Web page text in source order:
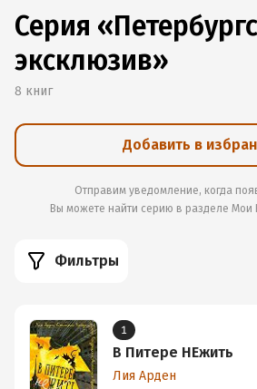
Серия
эксклюзив»
8 книг
Добавить в
Отправим уведомление, когда
Вы можете найти серию в разделе Мои
Фильтры
1
В Питере НЕжить
Лия Арден